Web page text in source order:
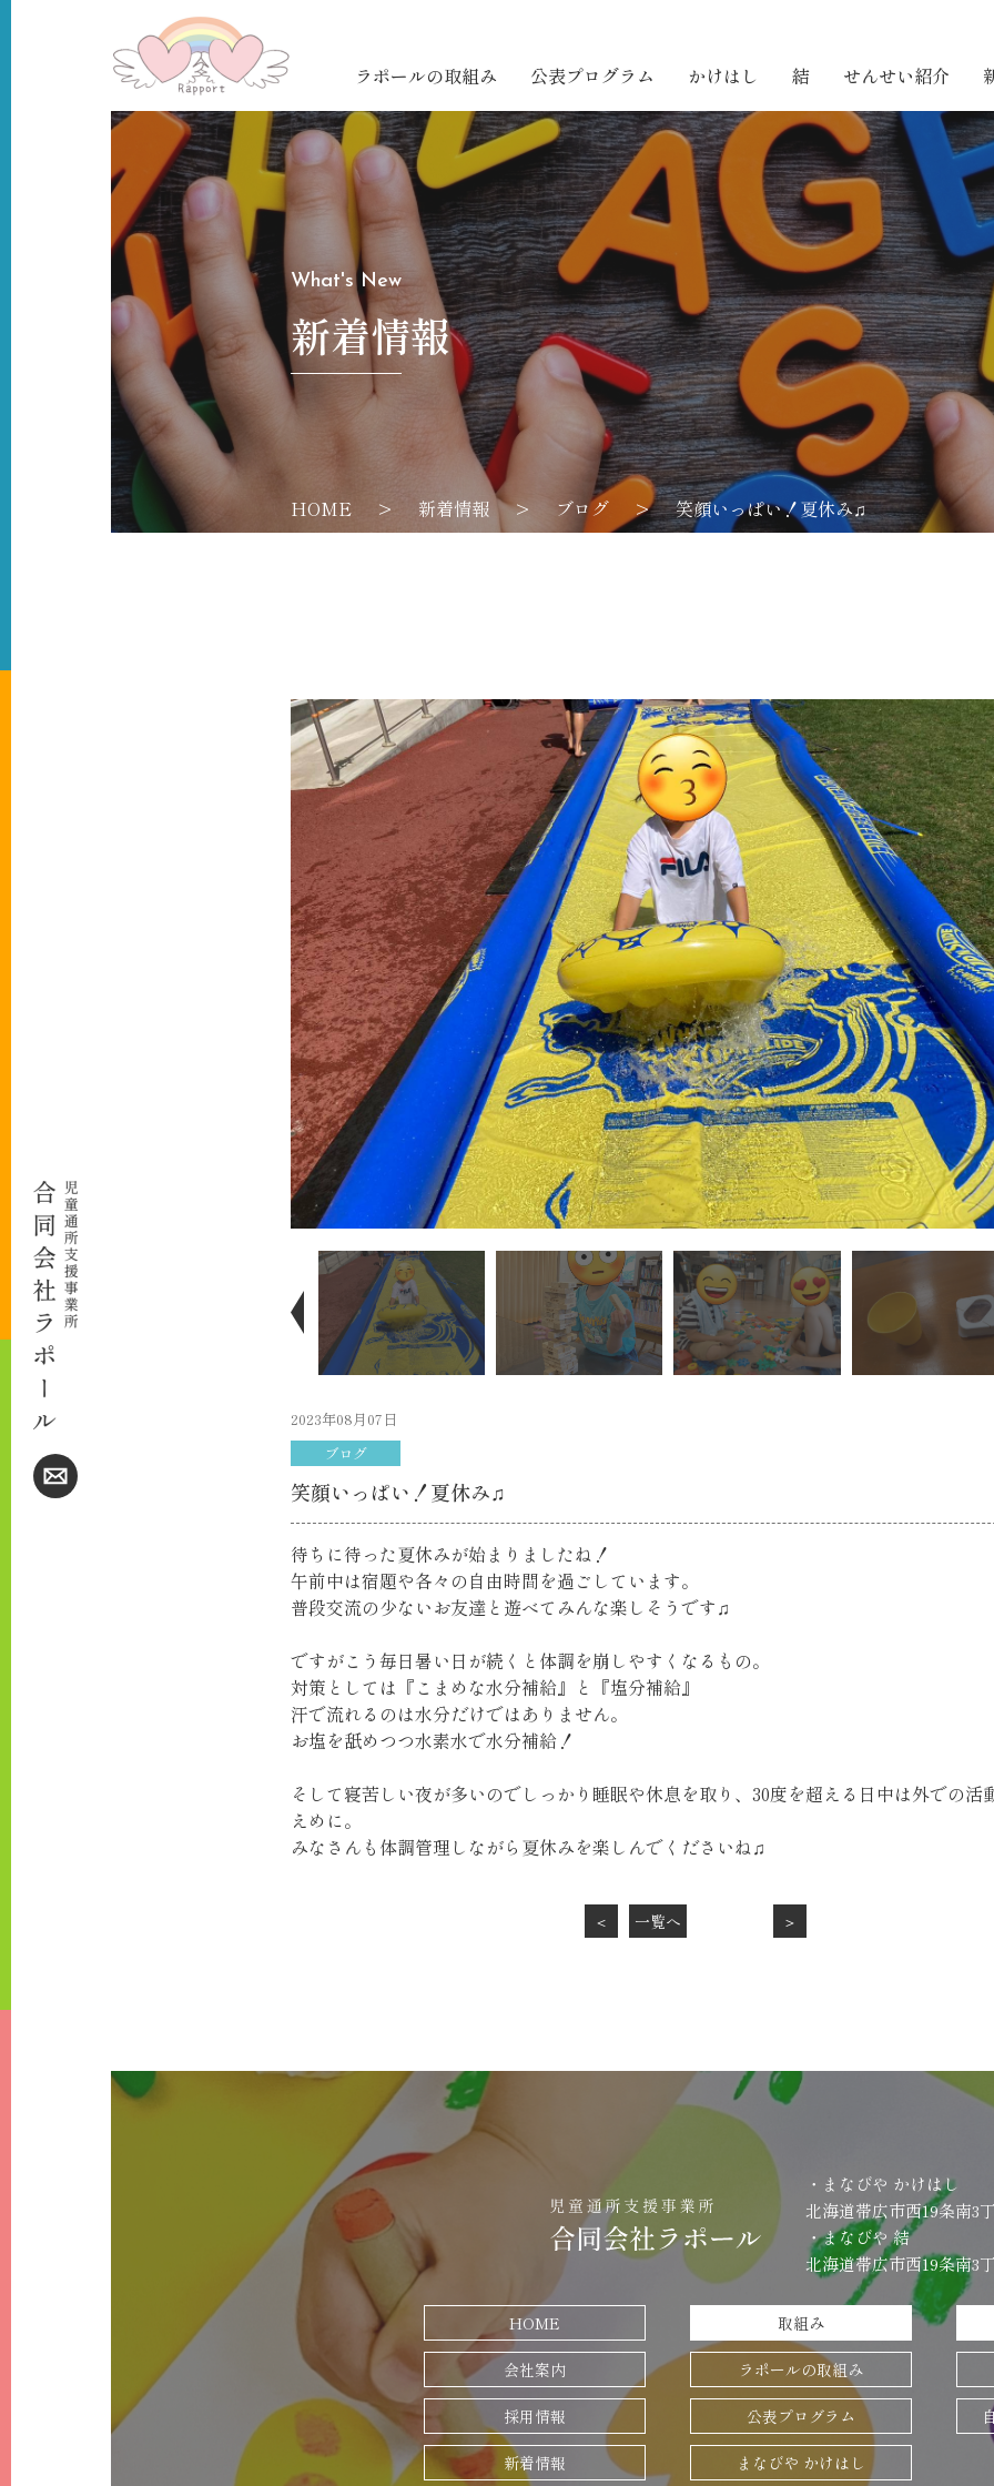
ラポールの取組み 公表プログラム かけはし 結 せんせい紹介
What's New
新着情報
HOME > 新着情報 > ブログ > 笑顔いっぱい！夏休み♫
2023年08月07日
ブログ
笑顔いっぱい！夏休み♫
待ちに待った夏休みが始まりましたね！
午前中は宿題や各々の自由時間を過ごしています。
普段交流の少ないお友達と遊べてみんな楽しそうです♫
ですがこう毎日暑い日が続くと体調を崩しやすくなるもの。
対策としては『こまめな水分補給』と『塩分補給』
汗で流れるのは水分だけではありません。
お塩を舐めつつ水素水で水分補給！
そして寝苦しい夜が多いのでしっかり睡眠や休息を取り、30度を超える日中は外での活
えめに。
みなさんも体調管理しながら夏休みを楽しんでくださいね♫
＜ 一覧へ ＞
・まなびや かけはし
北海道帯広市西19条南3
・まなびや 結
北海道帯広市西19条南3
HOME
会社案内
採用情報
新着情報
取組み
ラポールの取組み
公表プログラム
まなびや かけはし